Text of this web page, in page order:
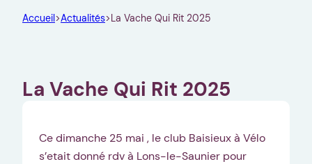
Accueil>Actualités>La Vache Qui Rit 2025
La Vache Qui Rit 2025
Ce dimanche 25 mai , le club Baisieux à Vélo
s’etait donné rdv à Lons-le-Saunier pour